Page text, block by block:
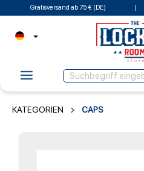
Gratisversand ab 75 € (DE)
KATEGORIEN CAPS